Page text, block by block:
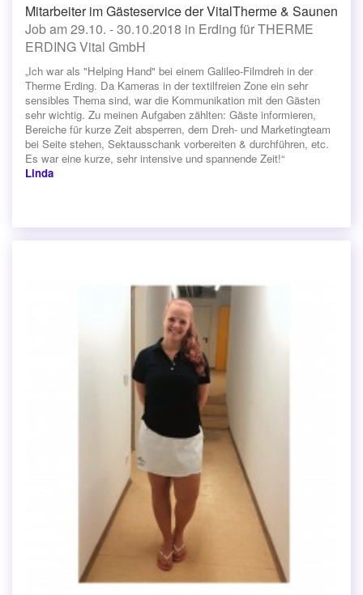
Mitarbeiter im Gästeservice der VitalTherme & Saunen
Job am 29.10. - 30.10.2018 in Erding für THERME
ERDING Vital GmbH
„Ich war als "Helping Hand" bei einem Galileo-Filmdreh in der
Therme Erding. Da Kameras in der textilfreien Zone ein sehr
sensibles Thema sind, war die Kommunikation mit den Gästen
sehr wichtig. Zu meinen Aufgaben zählten: Gäste informieren,
Bereiche für kurze Zeit absperren, dem Dreh- und Marketingteam
bei Seite stehen, Sektausschank vorbereiten & durchführen, etc.
Es war eine kurze, sehr intensive und spannende Zeit!“
Linda